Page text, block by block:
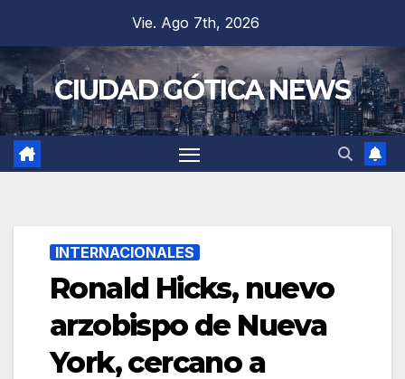
contenido
Vie. Ago 7th, 2026
CIUDAD GÓTICA NEWS
INTERNACIONALES
Ronald Hicks, nuevo
arzobispo de Nueva
York, cercano a